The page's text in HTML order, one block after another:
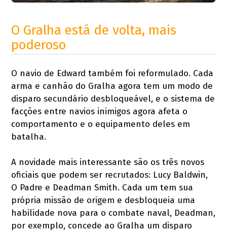
O Gralha está de volta, mais
poderoso
O navio de Edward também foi reformulado. Cada
arma e canhão do Gralha agora tem um modo de
disparo secundário desbloqueável, e o sistema de
facções entre navios inimigos agora afeta o
comportamento e o equipamento deles em
batalha.
A novidade mais interessante são os três novos
oficiais que podem ser recrutados: Lucy Baldwin,
O Padre e Deadman Smith. Cada um tem sua
própria missão de origem e desbloqueia uma
habilidade nova para o combate naval, Deadman,
por exemplo, concede ao Gralha um disparo